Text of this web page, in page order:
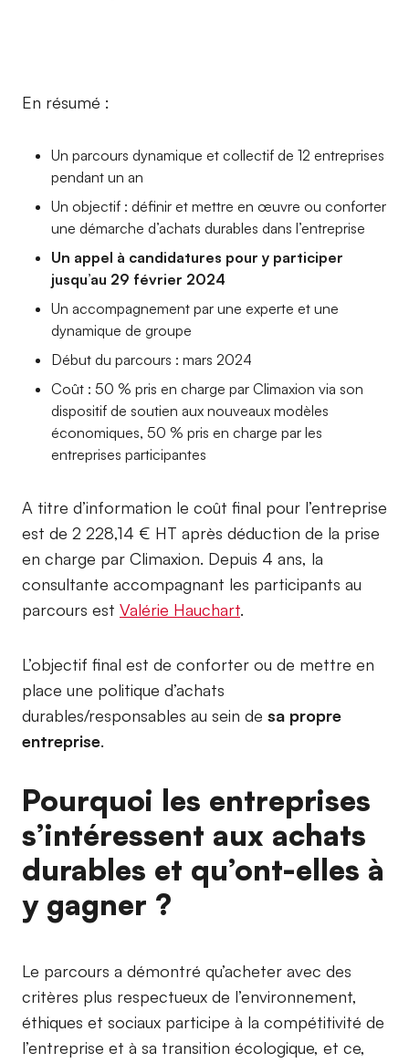
En résumé :
Un parcours dynamique et collectif de 12 entreprises
pendant un an
Un objectif : définir et mettre en œuvre ou conforter
une démarche d’achats durables dans l’entreprise
Un appel à candidatures pour y participer
jusqu’au 29 février 2024
Un accompagnement par une experte et une
dynamique de groupe
Début du parcours : mars 2024
Coût : 50 % pris en charge par Climaxion via son
dispositif de soutien aux nouveaux modèles
économiques, 50 % pris en charge par les
entreprises participantes
A titre d’information le coût final pour l’entreprise
est de 2 228,14 € HT après déduction de la prise
en charge par Climaxion. Depuis 4 ans, la
consultante accompagnant les participants au
parcours est Valérie Hauchart.
L’objectif final est de conforter ou de mettre en
place une politique d’achats
durables/responsables au sein de sa propre
entreprise.
Pourquoi les entreprises
s’intéressent aux achats
durables et qu’ont-elles à
y gagner ?
Le parcours a démontré qu’acheter avec des
critères plus respectueux de l’environnement,
éthiques et sociaux participe à la compétitivité de
l’entreprise et à sa transition écologique, et ce,